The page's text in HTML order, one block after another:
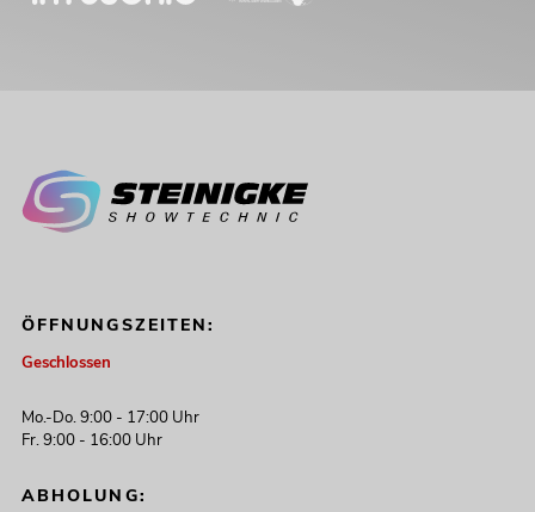
ÖFFNUNGSZEITEN:
Geschlossen
Mo.-Do. 9:00 - 17:00 Uhr
Fr. 9:00 - 16:00 Uhr
ABHOLUNG: